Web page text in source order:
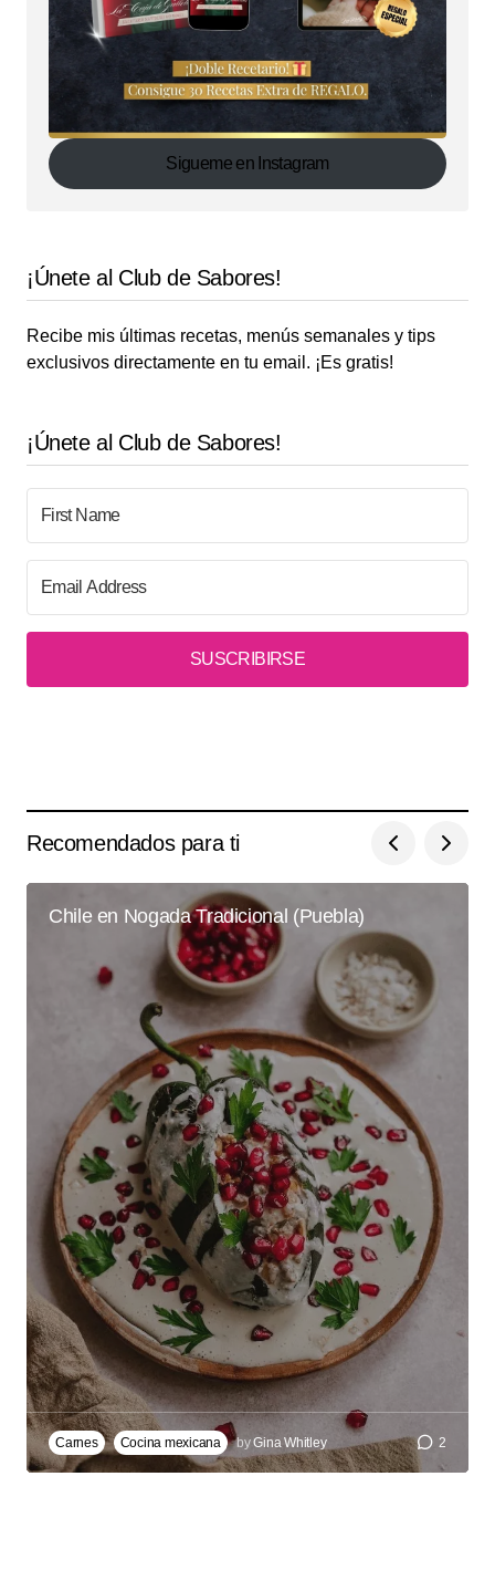
Sigueme en Instagram
¡Únete al Club de Sabores!
Recibe mis últimas recetas, menús semanales y tips
exclusivos directamente en tu email. ¡Es gratis!
¡Únete al Club de Sabores!
SUSCRIBIRSE
Recomendados para ti
Chile en Nogada Tradicional (Puebla)
Carnes Cocina mexicana byGina Whitley 2